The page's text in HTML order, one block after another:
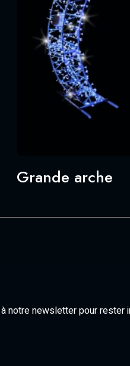
Grande arche
notre newsletter pour rester